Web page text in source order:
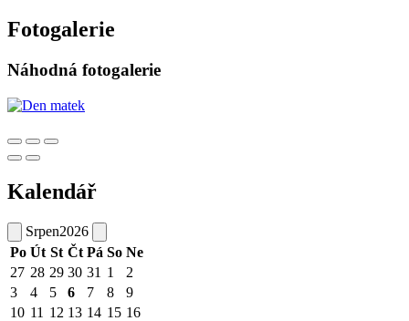
Fotogalerie
Náhodná fotogalerie
Kalendář
Srpen2026
Po Út St Čt Pá So Ne
27 28 29 30 31 1
2
3
4 5 6 7 8
9
10 11 12 13 14 15 16